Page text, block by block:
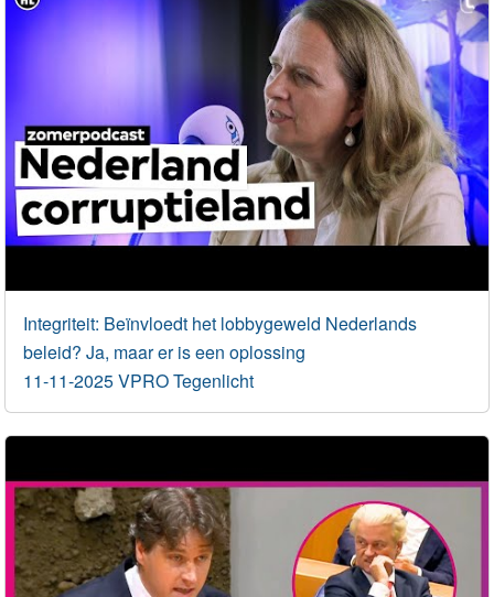
Integriteit: Beïnvloedt het lobbygeweld Nederlands
beleid? Ja, maar er is een oplossing
11-11-2025 VPRO Tegenlicht